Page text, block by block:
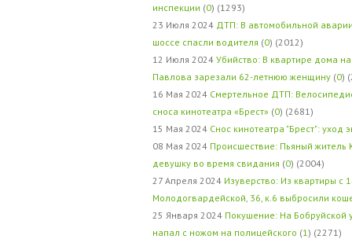
инспекции (0) (1293)
23 Июля 2024 ДТП: В автомобильной
шоссе спасли водителя (0) (2012)
12 Июля 2024 Убийство: В квартире дома
Павлова зарезали 62-летнюю женщину (0)
16 Мая 2024 Смертельное ДТП:
сноса кинотеатра «Брест» (0) (2681)
15 Мая 2024 Снос кинотеатра "Брест": уход
08 Мая 2024 Происшествие: Пьяный житель
девушку во время свидания (0) (2004)
27 Апреля 2024 Изуверство: Из квартиры с
Молодогвардейской, 36, к.6 выбросили
25 Января 2024 Покушение: На Бобруйской
напал с ножом на полицейского (1 ) (2271)